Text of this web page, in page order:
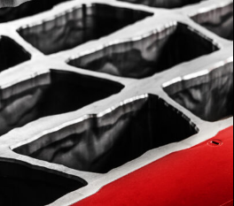
Industrie